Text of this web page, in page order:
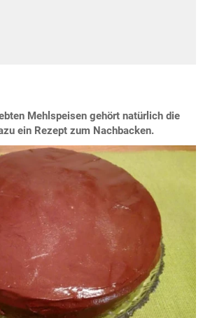
Mehlspeisen gehört natürlich die
ein Rezept zum Nachbacken.